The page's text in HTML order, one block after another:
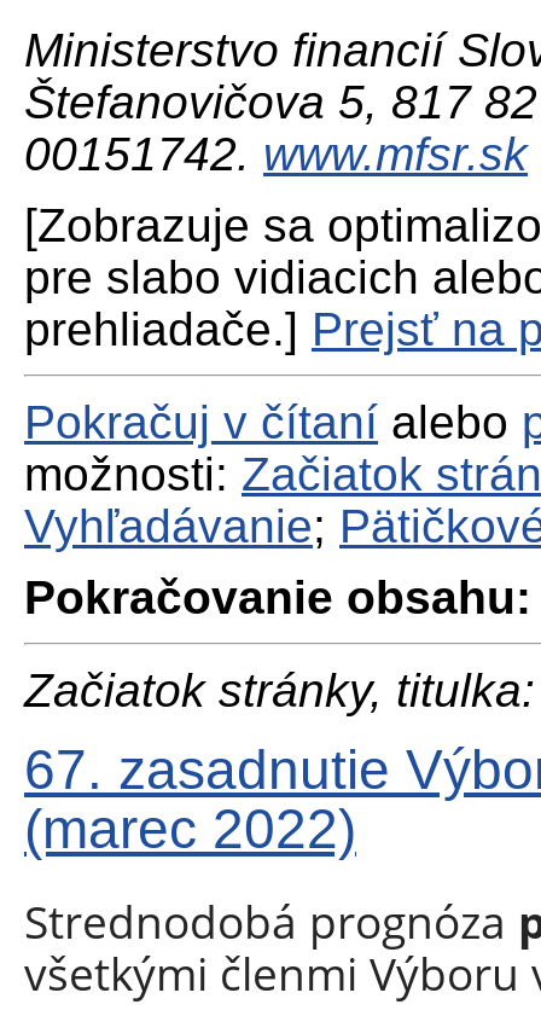
Ministerstvo financií
Štefanovičova 5, 817
00151742. www.mfsr.sk
[Zobrazuje sa
pre slabo vidiacich
prehliadače.] Prejsť na
Pokračuj v čítaní alebo
možnosti: Začiatok
Vyhľadávanie;
Pokračovanie obsahu:
Začiatok stránky, titulka:
67. zasadnutie
(marec 2022)
Strednodobá prognóza
všetkými členmi